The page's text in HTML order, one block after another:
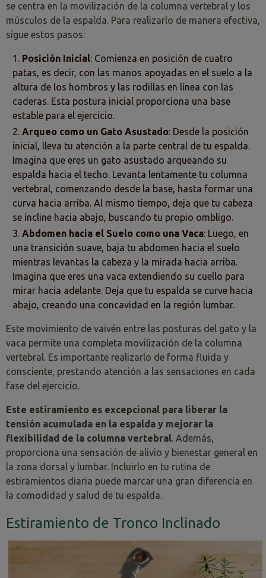
se centra en la movilización de la columna vertebral y los
músculos de la espalda. Para realizarlo de manera efectiva,
sigue estos pasos:
Posición Inicial: Comienza en posición de cuatro
patas, es decir, con las manos apoyadas en el suelo a la
altura de los hombros y las rodillas en línea con las
caderas. Esta postura inicial proporciona una base
estable para el ejercicio.
Arqueo como un Gato Asustado: Desde la posición
inicial, lleva tu atención a la parte central de tu espalda.
Imagina que eres un gato asustado arqueando su
espalda hacia el techo. Levanta lentamente tu columna
vertebral, comenzando desde la base, hasta formar una
curva hacia arriba. Al mismo tiempo, deja que tu cabeza
se incline hacia abajo, buscando tu propio ombligo.
Abdomen hacia el Suelo como una Vaca: Luego, en
una transición suave, baja tu abdomen hacia el suelo
mientras levantas la cabeza y la mirada hacia arriba.
Imagina que eres una vaca extendiendo su cuello para
mirar hacia adelante. Deja que tu espalda se curve hacia
abajo, creando una concavidad en la región lumbar.
Este movimiento de vaivén entre las posturas del gato y la
vaca permite una completa movilización de la columna
vertebral. Es importante realizarlo de forma fluida y
consciente, prestando atención a las sensaciones en cada
fase del ejercicio.
Este estiramiento es excepcional para liberar la
tensión acumulada en la espalda y mejorar la
flexibilidad de la columna vertebral. Además,
proporciona una sensación de alivio y bienestar general en
la zona dorsal y lumbar. Incluirlo en tu rutina de
estiramientos diaria puede marcar una gran diferencia en
la comodidad y salud de tu espalda.
Estiramiento de Tronco Inclinado